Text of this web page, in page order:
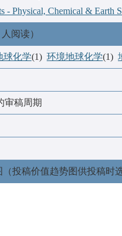
- Physical, Chemical & Earth
阅读）
球化学(1) 环境地球化学(1)
审稿周期
投稿价值趋势图供投稿时